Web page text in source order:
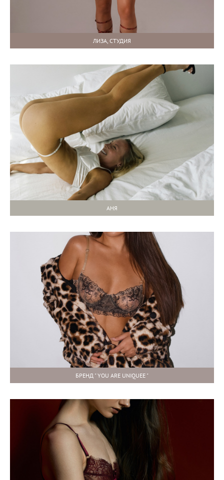
ЛИЗА, СТУДИЯ
АНЯ
БРЕНД " YOU ARE UNIQUEE "